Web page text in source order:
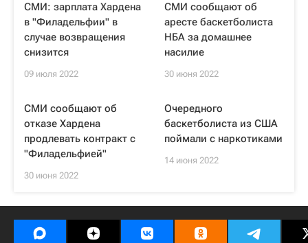
СМИ: зарплата Хардена
в "Филадельфии" в
случае возвращения
снизится
09 июля 2022
СМИ сообщают об
аресте баскетболиста
НБА за домашнее
насилие
30 июня 2022
СМИ сообщают об
отказе Хардена
продлевать контракт с
"Филадельфией"
30 июня 2022
Очередного
баскетболиста из США
поймали с наркотиками
14 июня 2022